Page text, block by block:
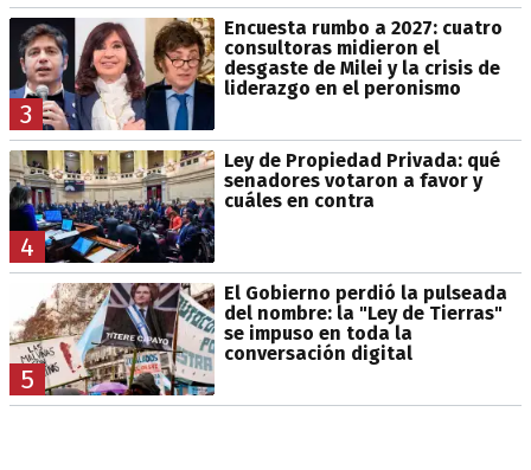
3
Encuesta rumbo a 2027: cuatro
consultoras midieron el
desgaste de Milei y la crisis de
liderazgo en el peronismo
4
Ley de Propiedad Privada: qué
senadores votaron a favor y
cuáles en contra
5
El Gobierno perdió la pulseada
del nombre: la "Ley de Tierras"
se impuso en toda la
conversación digital